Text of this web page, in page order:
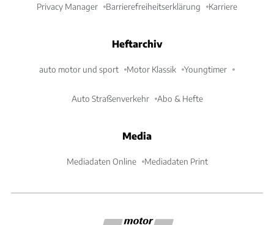
Privacy Manager Barrierefreiheitserklärung Karriere
Heftarchiv
auto motor und sport Motor Klassik Youngtimer
Auto Straßenverkehr Abo & Hefte
Media
Mediadaten Online Mediadaten Print